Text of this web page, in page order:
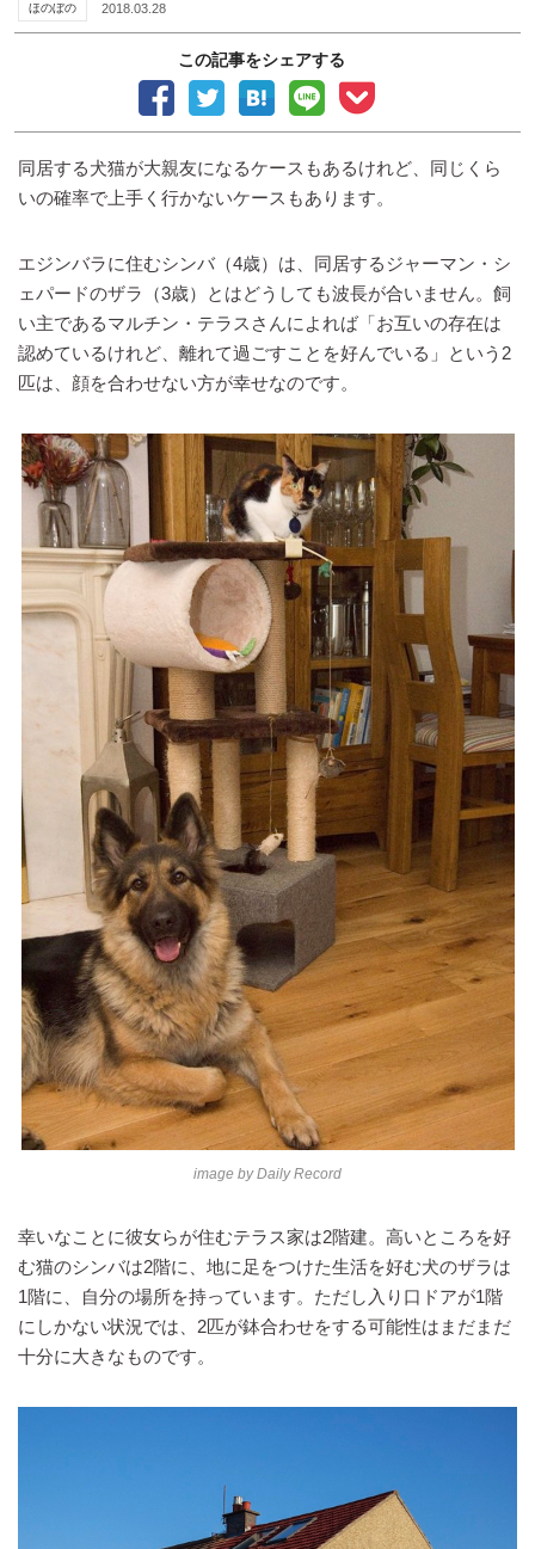
ほのぼの 2018.03.28
この記事をシェアする
同居する犬猫が大親友になるケースもあるけれど、同じくら
いの確率で上手く行かないケースもあります。
エジンバラに住むシンバ（4歳）は、同居するジャーマン・シ
ェパードのザラ（3歳）とはどうしても波長が合いません。飼
い主であるマルチン・テラスさんによれば「お互いの存在は
認めているけれど、離れて過ごすことを好んでいる」という2
匹は、顔を合わせない方が幸せなのです。
image byDaily Record
幸いなことに彼女らが住むテラス家は2階建。高いところを好
む猫のシンバは2階に、地に足をつけた生活を好む犬のザラは
1階に、自分の場所を持っています。ただし入り口ドアが1階
にしかない状況では、2匹が鉢合わせをする可能性はまだまだ
十分に大きなものです。